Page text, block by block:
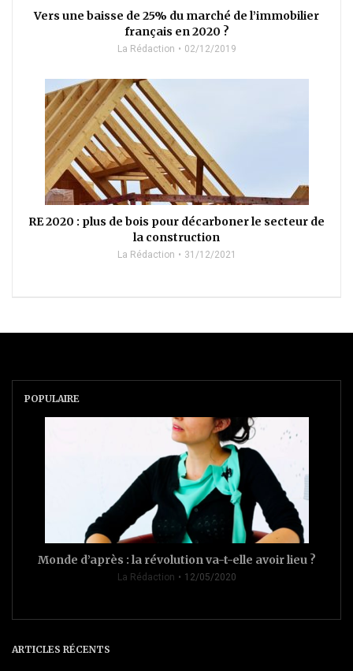
Vers une baisse de 25% du marché de l’immobilier
français en 2020 ?
La Rédaction 02/12/2019
RE 2020 : plus de bois pour décarboner le secteur de
la construction
La Rédaction 31/12/2021
POPULAIRE
Monde d’après : la révolution va-t-elle avoir lieu ?
La Rédaction 12/05/2020
ARTICLES RÉCENTS